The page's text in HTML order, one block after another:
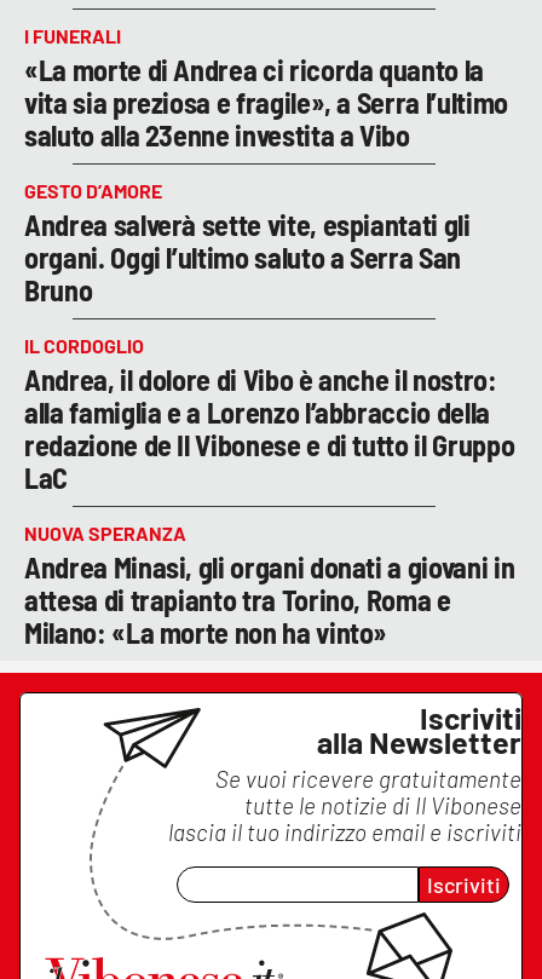
I FUNERALI
«La morte di Andrea ci ricorda quanto la
vita sia preziosa e fragile», a Serra l’ultimo
saluto alla 23enne investita a Vibo
GESTO D’AMORE
Andrea salverà sette vite, espiantati gli
organi. Oggi l’ultimo saluto a Serra San
Bruno
IL CORDOGLIO
Andrea, il dolore di Vibo è anche il nostro:
alla famiglia e a Lorenzo l’abbraccio della
redazione de Il Vibonese e di tutto il Gruppo
LaC
NUOVA SPERANZA
Andrea Minasi, gli organi donati a giovani in
attesa di trapianto tra Torino, Roma e
Milano: «La morte non ha vinto»
Iscriviti
alla Newsletter
Se vuoi ricevere gratuitamente
tutte le notizie di Il Vibonese
lascia il tuo indirizzo email e iscriviti
Iscriviti